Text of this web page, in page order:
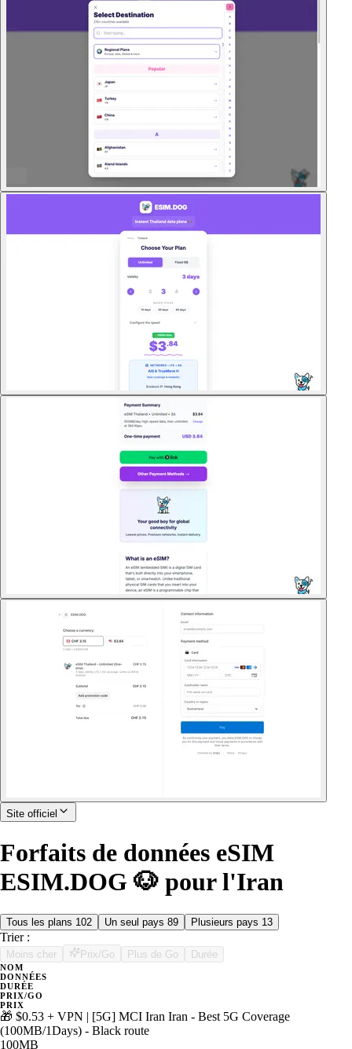
Site officiel
Forfaits de données eSIM
ESIM.DOG 🐶 pour l'Iran
Tous les plans 102 Un seul pays 89 Plusieurs pays 13
Trier :
Moins cher Prix/Go Plus de Go Durée
NOM
DONNÉES
DURÉE
PRIX/GO
PRIX
🎁 $0.53 + VPN | [5G] MCI Iran Iran - Best 5G Coverage
(100MB/1Days) - Black route
100MB